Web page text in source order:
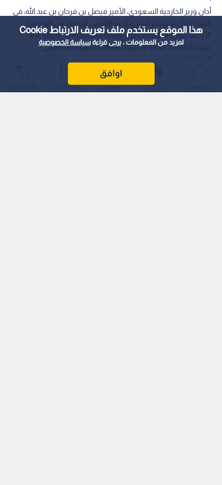
هذا الموقع يستخدم ملف تعريف الارتباط Cookie
لمزيد من المعلومات ، يرجى قراءةسياسة الخصوصية
اوافق
أدان وزير الخارجية السعودي، الأمير فيصل بن فرحان بن عبد الله، في
الأردنية عمان، الانتهاكات الإسرائيلية الـمستمرة في قطاع غزة،
مؤكدا أنها تعد «تحديا مباشرا لاتفاقات وجهود السلام في
عواجل المباشر أحدث الأخبار